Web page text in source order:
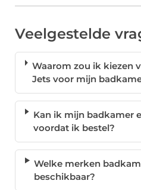
Veelgestelde
Waarom zou ik kiezen
Jets voor mijn
Kan ik mijn badkamer
voordat ik bestel?
Welke merken
beschikbaar?